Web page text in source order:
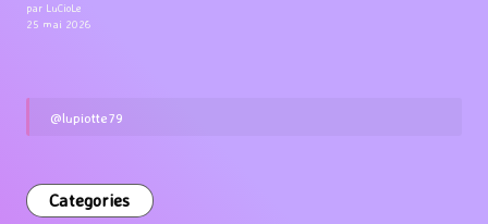
par LuCioLe
25 mai 2026
@lupiotte79
Categories